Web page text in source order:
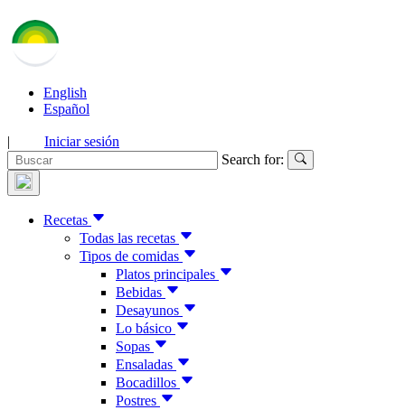
English
Español
|
Iniciar sesión
Search for:
Recetas
Todas las recetas
Tipos de comidas
Platos principales
Bebidas
Desayunos
Lo básico
Sopas
Ensaladas
Bocadillos
Postres